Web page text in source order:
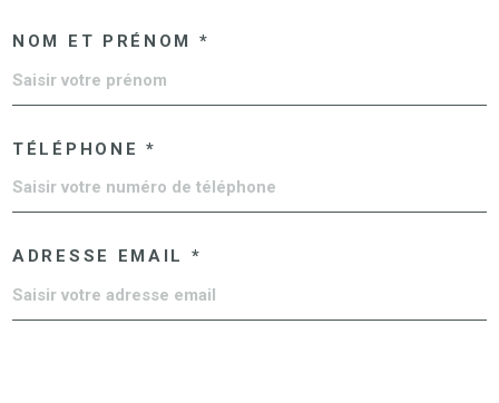
NOM ET PRÉNOM *
TÉLÉPHONE *
ADRESSE EMAIL *